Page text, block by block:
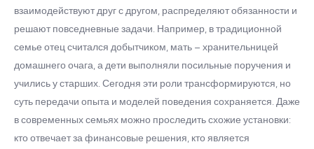
взаимодействуют друг с другом, распределяют обязанности и
решают повседневные задачи. Например, в традиционной
семье отец считался добытчиком, мать – хранительницей
домашнего очага, а дети выполняли посильные поручения и
учились у старших. Сегодня эти роли трансформируются, но
суть передачи опыта и моделей поведения сохраняется. Даже
в современных семьях можно проследить схожие установки:
кто отвечает за финансовые решения, кто является